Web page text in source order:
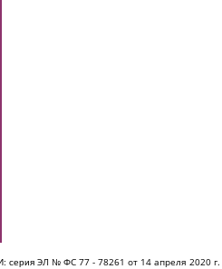
серия ЭЛ № ФС 77 - 78261 от 14 апреля 2020 г.